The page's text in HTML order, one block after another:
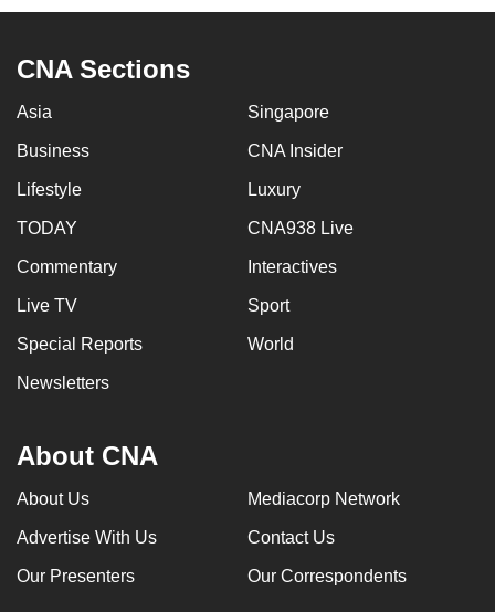
CNA Sections
Asia Singapore
Business CNA Insider
Lifestyle Luxury
TODAY CNA938 Live
Commentary Interactives
Live TV Sport
Special Reports World
Newsletters
About CNA
About Us Mediacorp Network
Advertise With Us Contact Us
Our Presenters Our Correspondents